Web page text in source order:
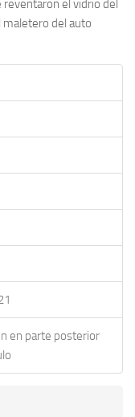
reventaron el vidrio del
maletero del auto
en parte posterior